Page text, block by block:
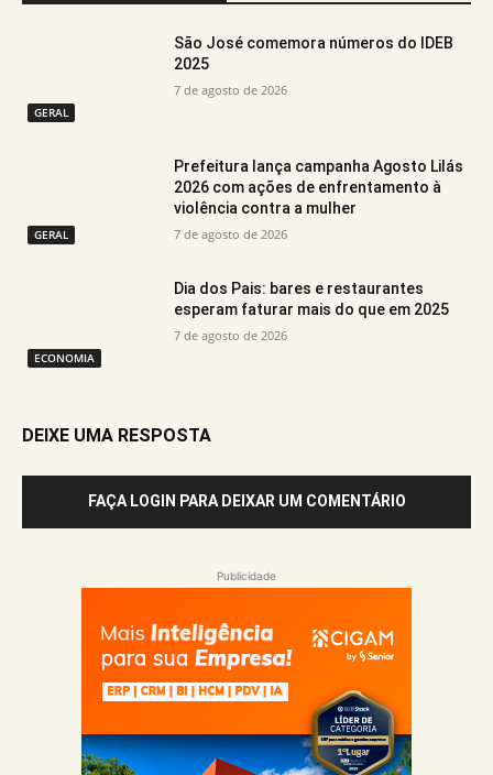
GERAL
São José comemora números do IDEB
2025
7 de agosto de 2026
GERAL
Prefeitura lança campanha Agosto Lilás
2026 com ações de enfrentamento à
violência contra a mulher
7 de agosto de 2026
ECONOMIA
Dia dos Pais: bares e restaurantes
esperam faturar mais do que em 2025
7 de agosto de 2026
DEIXE UMA RESPOSTA
FAÇA LOGIN PARA DEIXAR UM COMENTÁRIO
Publicidade